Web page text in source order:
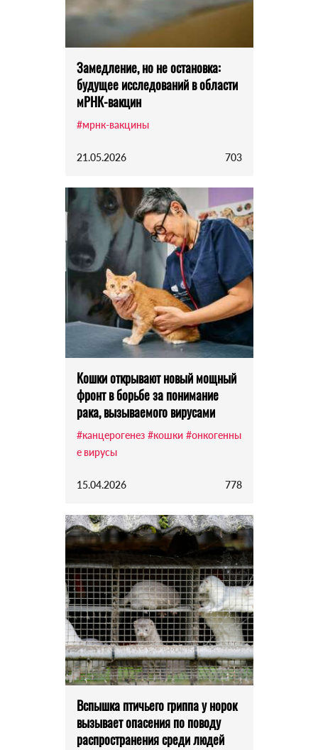
Замедление, но не остановка:
будущее исследований в области
мРНК-вакцин
#мрнк-вакцины
21.05.2026 703
Кошки открывают новый мощный
фронт в борьбе за понимание
рака, вызываемого вирусами
#канцерогенез #кошки #онкогенны
е вирусы
15.04.2026 778
Вспышка птичьего гриппа у норок
вызывает опасения по поводу
распространения среди людей